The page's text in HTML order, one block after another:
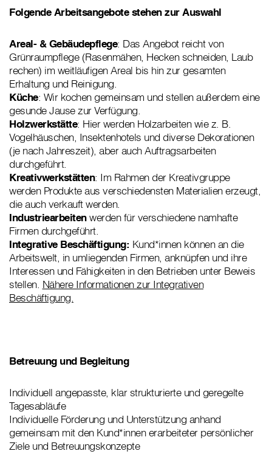
Folgende Arbeitsangebote stehen zur Auswahl
Areal- & Gebäudepflege: Das Angebot reicht von
Grünraumpflege (Rasenmähen, Hecken schneiden, Laub
rechen) im weitläufigen Areal bis hin zur gesamten
Erhaltung und Reinigung.
Küche: Wir kochen gemeinsam und stellen außerdem eine
gesunde Jause zur Verfügung.
Holzwerkstätte: Hier werden Holzarbeiten wie z. B.
Vogelhäuschen, Insektenhotels und diverse Dekorationen
(je nach Jahreszeit), aber auch Auftragsarbeiten
durchgeführt.
Kreativwerkstätten: Im Rahmen der Kreativgruppe
werden Produkte aus verschiedensten Materialien erzeugt,
die auch verkauft werden.
Industriearbeitenwerden für verschiedene namhafte
Firmen durchgeführt.
Integrative Beschäftigung: Kund*innen können an die
Arbeitswelt, in umliegenden Firmen, anknüpfen und ihre
Interessen und Fähigkeiten in den Betrieben unter Beweis
stellen. Nähere Informationen zur Integrativen
Beschäftigung.
Betreuung und Begleitung
Individuell angepasste, klar strukturierte und geregelte
Tagesabläufe
Individuelle Förderung und Unterstützung anhand
gemeinsam mit den Kund*innen erarbeiteter persönlicher
Ziele und Betreuungskonzepte